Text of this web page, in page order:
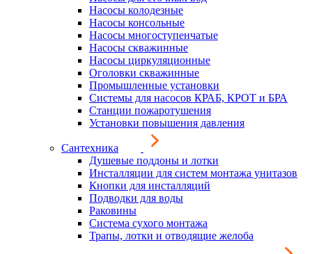
Насосы колодезные
Насосы консольные
Насосы многоступенчатые
Насосы скважинные
Насосы циркуляционные
Оголовки скважинные
Промышленные установки
Системы для насосов КРАБ, КРОТ и БРА
Станции пожаротушения
Установки повышения давления
Сантехника
Душевые поддоны и лотки
Инсталляции для систем монтажа унитазов
Кнопки для инсталляций
Подводки для воды
Раковины
Система сухого монтажа
Трапы, лотки и отводящие желоба